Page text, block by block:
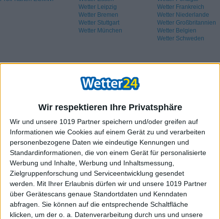
Wir respektieren Ihre Privatsphäre
Wir und unsere 1019 Partner speichern und/oder greifen auf
Informationen wie Cookies auf einem Gerät zu und verarbeiten
personenbezogene Daten wie eindeutige Kennungen und
Standardinformationen, die von einem Gerät für personalisierte
Werbung und Inhalte, Werbung und Inhaltsmessung,
Zielgruppenforschung und Serviceentwicklung gesendet
werden.
Mit Ihrer Erlaubnis dürfen wir und unsere 1019 Partner
über Gerätescans genaue Standortdaten und Kenndaten
abfragen. Sie können auf die entsprechende Schaltfläche
klicken, um der o. a. Datenverarbeitung durch uns und unsere
Wetter Leipzig
Wetter Bremen
Wetter Stuttgart
Wetter München
Wetter Frankreich
Wetter Niederlande
Wetter Großbritannien
Wetter Belgien
Wetter Schweden